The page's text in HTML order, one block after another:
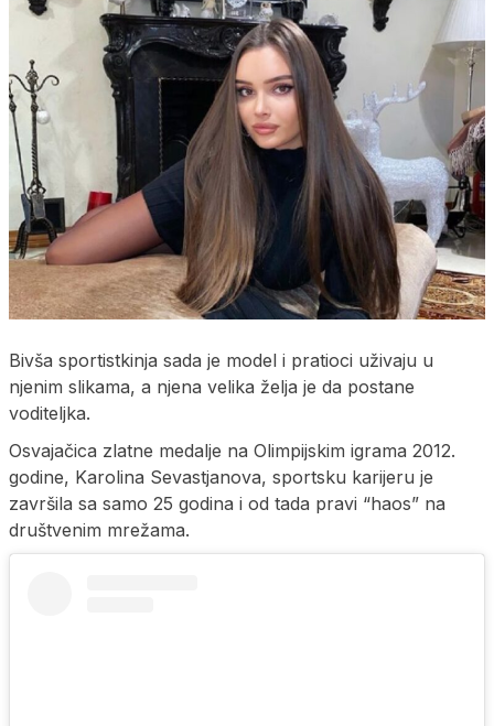
Bivša sportistkinja sada je model i pratioci uživaju u
njenim slikama, a njena velika želja je da postane
voditeljka.
Osvajačica zlatne medalje na Olimpijskim igrama 2012.
godine, Karolina Sevastjanova, sportsku karijeru je
završila sa samo 25 godina i od tada pravi “haos” na
društvenim mrežama.